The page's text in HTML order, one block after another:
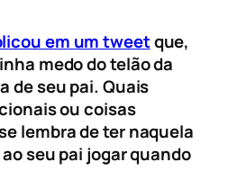
em um tweetque,
medo do telão da
de seu pai. Quais
ou coisas
lembra de ter naquela
seu pai jogar quando